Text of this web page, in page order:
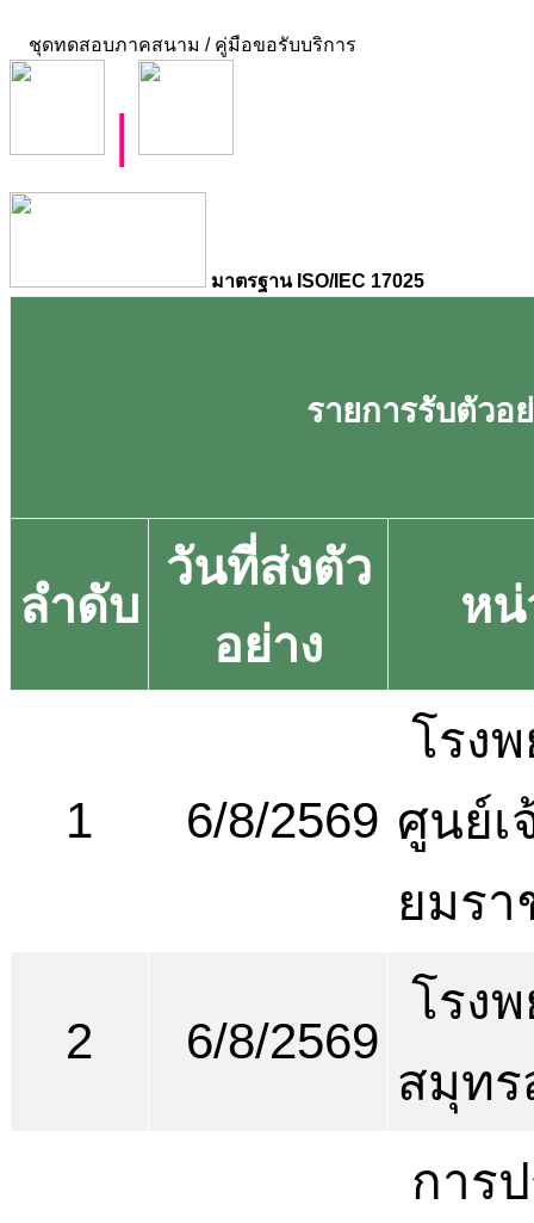
ชุดทดสอบภาคสนาม / คู่มือขอรับบริการ
มาตรฐาน ISO/IEC 17025
รายการรับตัวอ
ลำดับ
วันที่ส่งตัว
อย่าง
หน่
1 6/8/2569
โรง
ศูนย์เ
ยมรา
2 6/8/2569
โรง
สมุทร
การ